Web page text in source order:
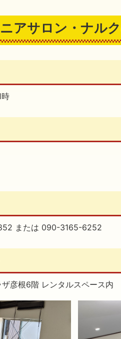
アサロン・ナル
または 090-3165-6252
彦根6階 レンタルスペース内